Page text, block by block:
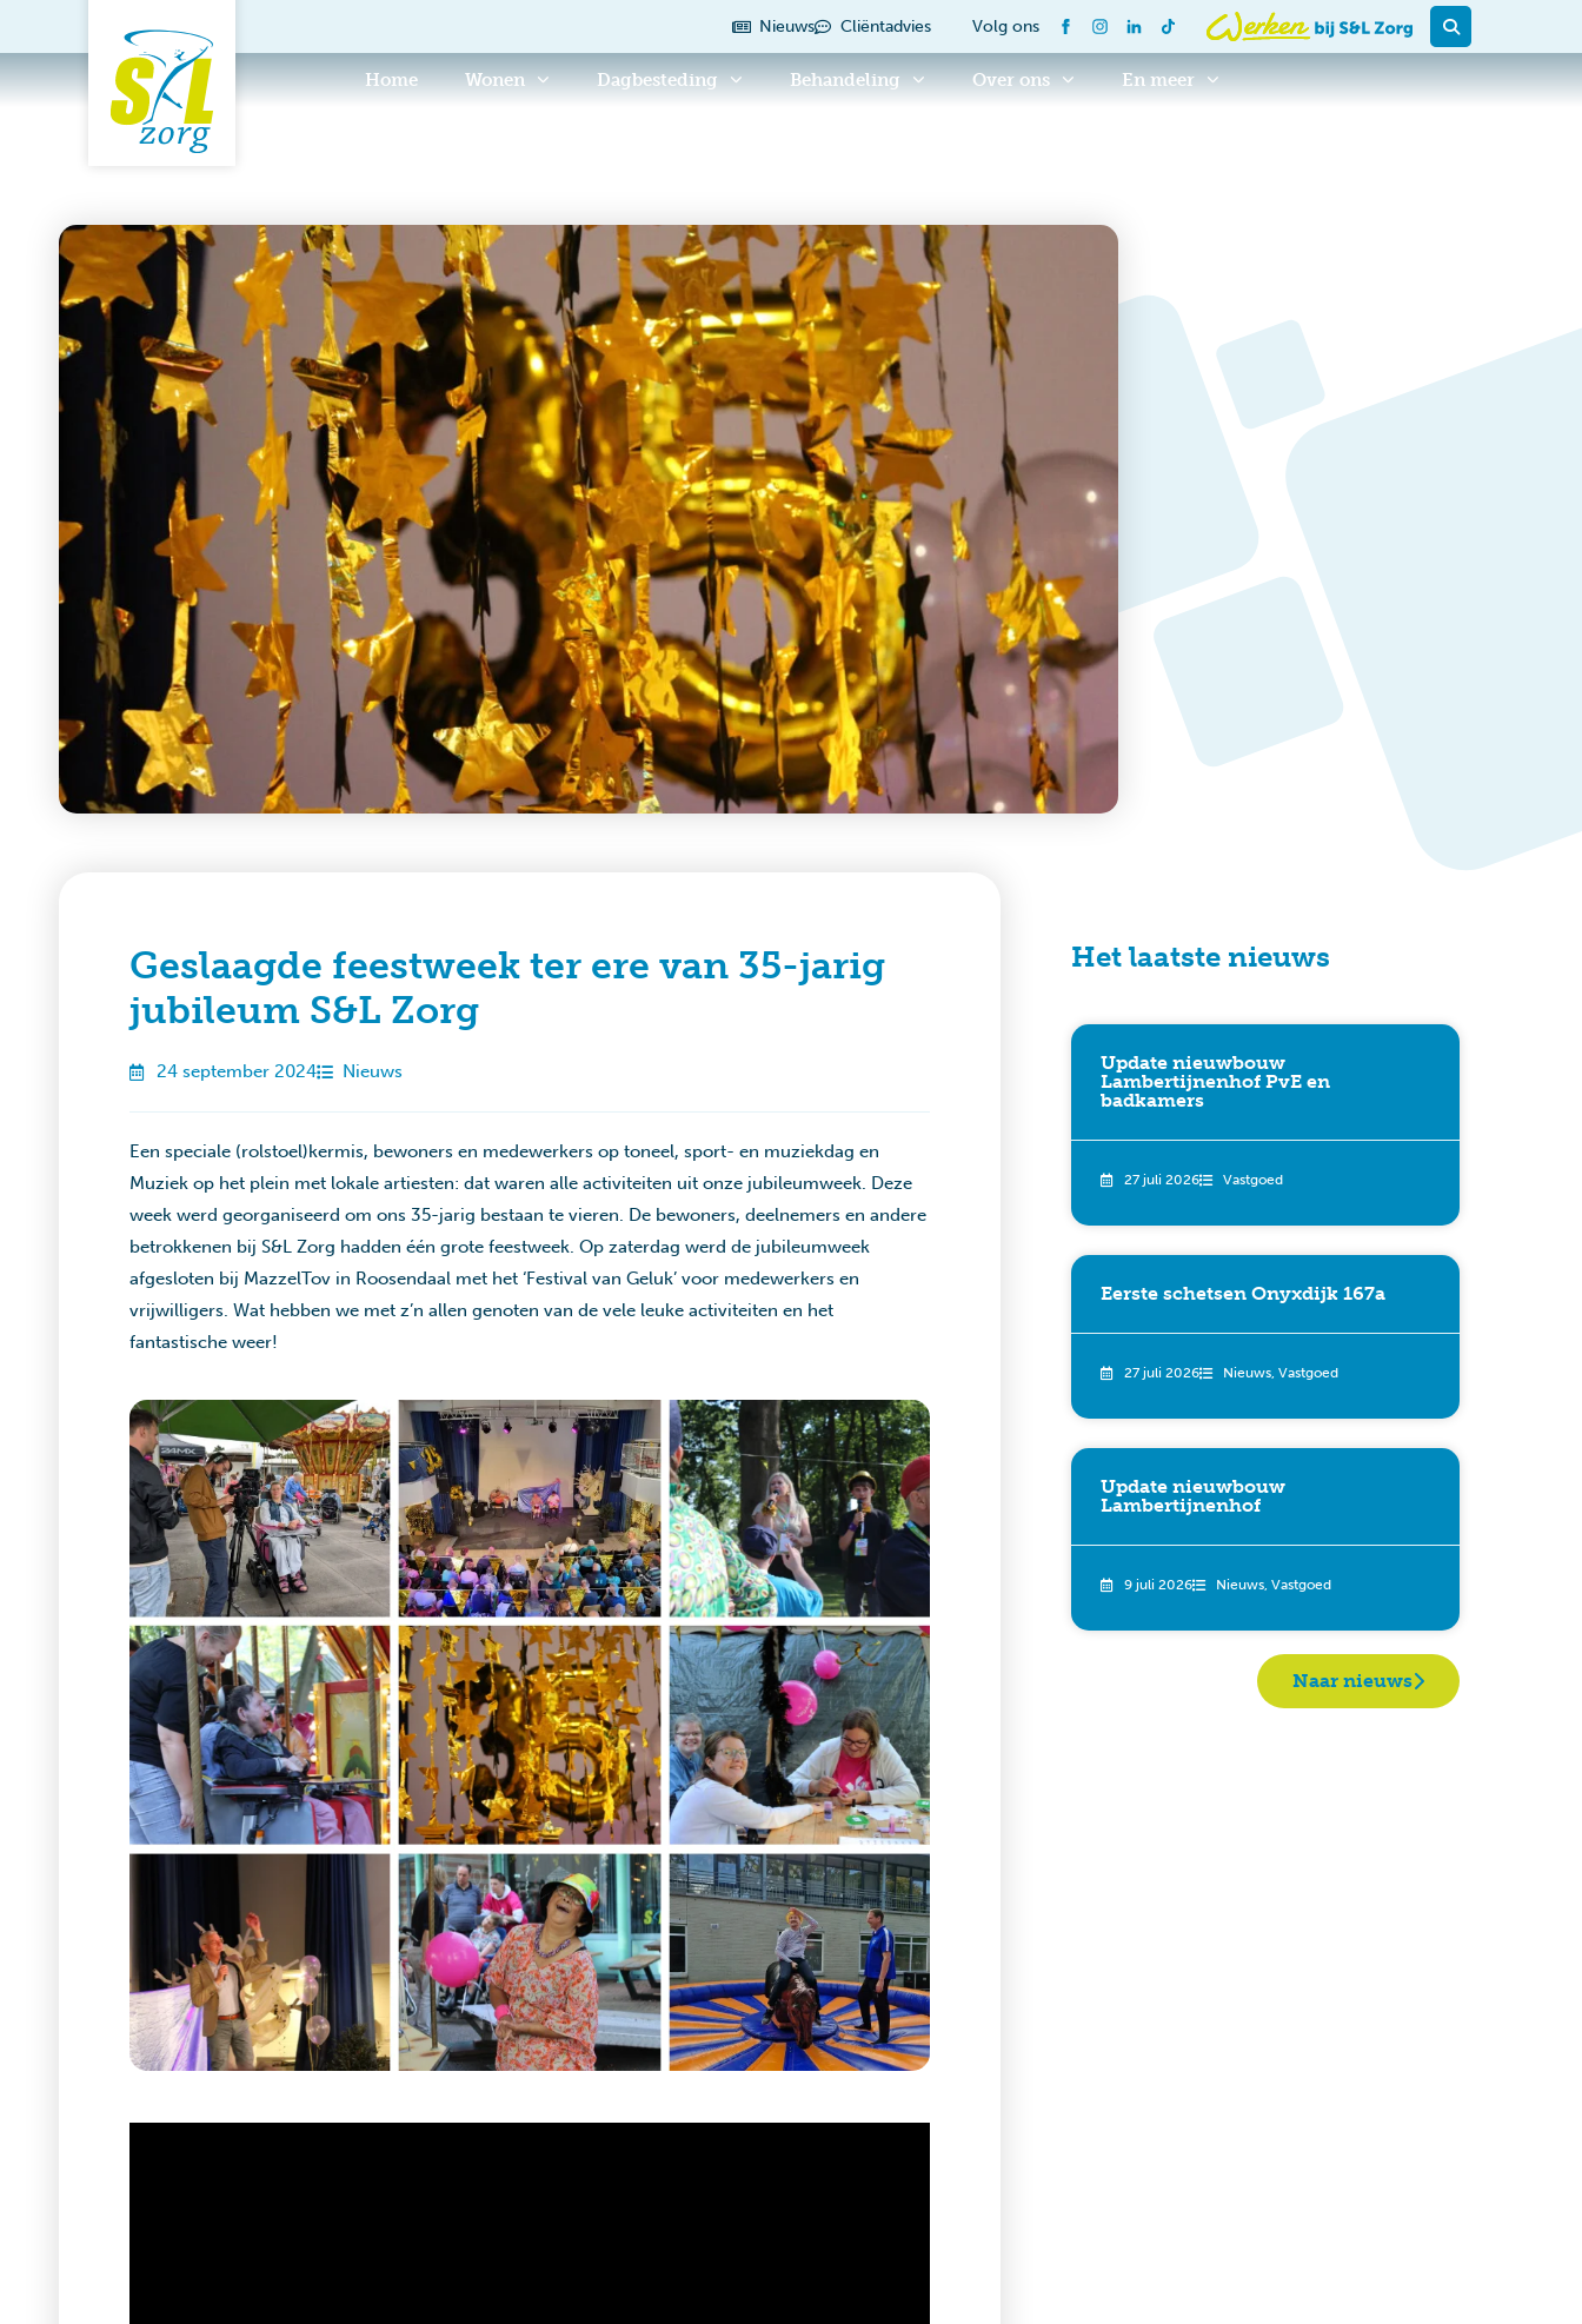
Nieuws Cliëntadvies Volg ons
Home Wonen Dagbesteding Behandeling Over ons En meer
Geslaagde feestweek ter ere van 35-jarig
jubileum S&L Zorg
24 september 2024 Nieuws
Een speciale (rolstoel)kermis, bewoners en medewerkers op toneel, sport- en muziekdag en
Muziek op het plein met lokale artiesten: dat waren alle activiteiten uit onze jubileumweek. Deze
week werd georganiseerd om ons 35-jarig bestaan te vieren. De bewoners, deelnemers en andere
betrokkenen bij S&L Zorg hadden één grote feestweek. Op zaterdag werd de jubileumweek
afgesloten bij MazzelTov in Roosendaal met het ‘Festival van Geluk’ voor medewerkers en
vrijwilligers. Wat hebben we met z’n allen genoten van de vele leuke activiteiten en het
fantastische weer!
Het laatste nieuws
Update nieuwbouw
Lambertijnenhof PvE en
badkamers
27 juli 2026 Vastgoed
Eerste schetsen Onyxdijk 167a
27 juli 2026 Nieuws, Vastgoed
Update nieuwbouw
Lambertijnenhof
9 juli 2026 Nieuws, Vastgoed
Naar nieuws